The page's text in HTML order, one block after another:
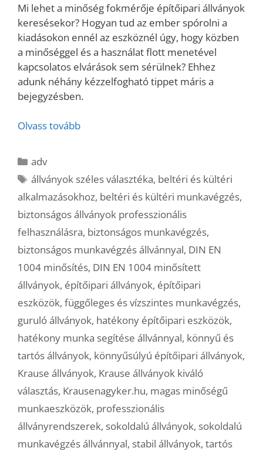
Mi lehet a minőség fokmérője építőipari állványok
keresésekor? Hogyan tud az ember spórolni a
kiadásokon ennél az eszköznél úgy, hogy közben
a minőséggel és a használat flott menetével
kapcsolatos elvárások sem sérülnek? Ehhez
adunk néhány kézzelfogható tippet máris a
bejegyzésben.
Olvass tovább
Kategória
adv
Címkék
állványok széles választéka, beltéri és kültéri
alkalmazásokhoz, beltéri és kültéri munkavégzés,
biztonságos állványok professzionális
felhasználásra, biztonságos munkavégzés,
biztonságos munkavégzés állvánnyal, DIN EN
1004 minősítés, DIN EN 1004 minősített
állványok, építőipari állványok, építőipari
eszközök, függőleges és vízszintes munkavégzés,
guruló állványok, hatékony építőipari eszközök,
hatékony munka segítése állvánnyal, könnyű és
tartós állványok, könnyűsúlyú építőipari állványok,
Krause állványok, Krause állványok kiváló
választás, Krausenagyker.hu, magas minőségű
munkaeszközök, professzionális
állványrendszerek, sokoldalú állványok, sokoldalú
munkavégzés állvánnyal, stabil állványok, tartós